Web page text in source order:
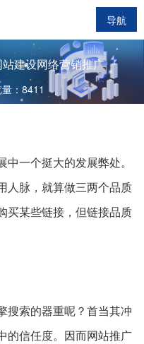
导航
建设网络营销推广
：8411
一个挺大的发展弊处。
人脉，就算做三两个品质
买某些链接，但链接品质
搜索的器重呢？首当其冲
的信任度。因而网站推广